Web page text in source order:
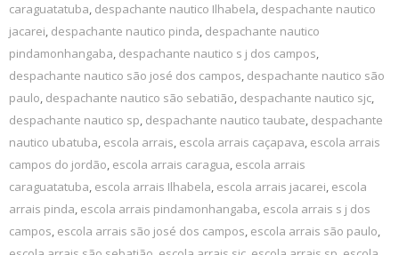
caraguatatuba, despachante nautico Ilhabela, despachante nautico
jacarei, despachante nautico pinda, despachante nautico
pindamonhangaba, despachante nautico s j dos campos,
despachante nautico são josé dos campos, despachante nautico são
paulo, despachante nautico são sebatião, despachante nautico sjc,
despachante nautico sp, despachante nautico taubate, despachante
nautico ubatuba, escola arrais, escola arrais caçapava, escola arrais
campos do jordão, escola arrais caragua, escola arrais
caraguatatuba, escola arrais Ilhabela, escola arrais jacarei, escola
arrais pinda, escola arrais pindamonhangaba, escola arrais s j dos
campos, escola arrais são josé dos campos, escola arrais são paulo,